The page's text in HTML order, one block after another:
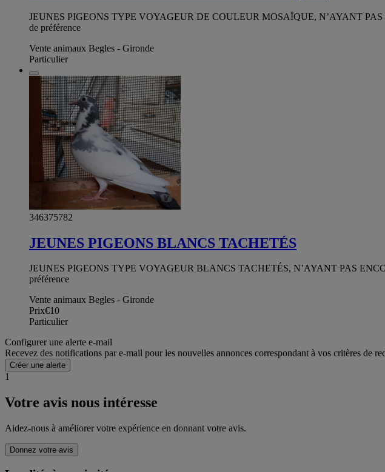
JEUNES PIGEONS TYPE VOYAGEUR DE COULEUR MOSAÏQUE, N’AYANT PAS
de préférence
Vente animaux Begles - Gironde
Particulier
346375782
JEUNES PIGEONS BLANCS TACHETÉS
JEUNES PIGEONS TYPE VOYAGEUR BLANCS TACHETÉS, N’AYANT PAS
préférence
Vente animaux Begles - Gironde
Prix€10
Particulier
Configurer une alerte e-mail
Recevez des notifications par e-mail pour les nouvelles annonces correspondant à vos critères de
Créer une alerte
1
Votre avis nous intéresse
Aidez-nous à améliorer votre expérience en donnant votre avis.
Donnez votre avis